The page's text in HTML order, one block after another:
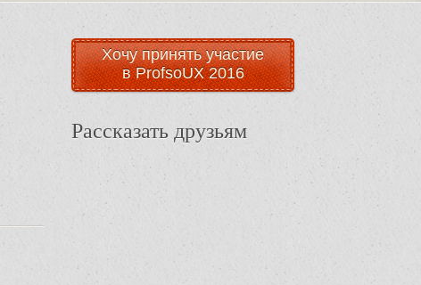
Хочу принять участие
в ProfsoUX 2016
Рассказать друзьям